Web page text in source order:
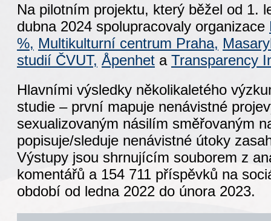
Na pilotním projektu, který běžel od 1.
dubna 2024 spolupracovaly organizace
%, Multikulturní centrum Praha,
studií ČVUT, Åpenhet a Transparency
Hlavními výsledky několikaletého
studie – první mapuje nenávistné
sexualizovaným násilím směřovaným
popisuje/sleduje nenávistné útoky
Výstupy jsou shrnujícím souborem z
komentářů a 154 711 příspěvků na
období od ledna 2022 do února 2023.